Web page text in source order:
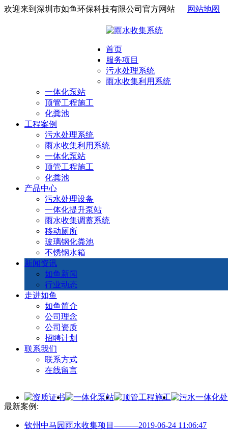
欢迎来到深圳市如鱼环保科技有限公司官方网站 网站地图
首页
服务项目
污水处理系统
雨水收集利用系统
一体化泵站
顶管工程施工
化粪池
工程案例
污水处理系统
雨水收集利用系统
一体化泵站
顶管工程施工
化粪池
产品中心
污水处理设备
一体化提升泵站
雨水收集调蓄系统
移动厕所
玻璃钢化粪池
不锈钢水箱
新闻资讯
如鱼新闻
行业动态
走进如鱼
如鱼简介
公司理念
公司资质
招聘计划
联系我们
联系方式
在线留言
最新案例:
钦州中马园雨水收集项目———2019-06-24 11:06:47